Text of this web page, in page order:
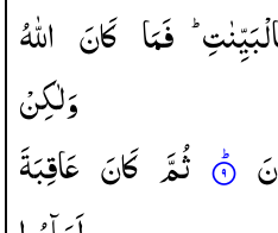
فَمَا كَانَ اللّٰهُ
وَلٰكِنْ
ثُمَّ كَانَ عَاقِبَةَ